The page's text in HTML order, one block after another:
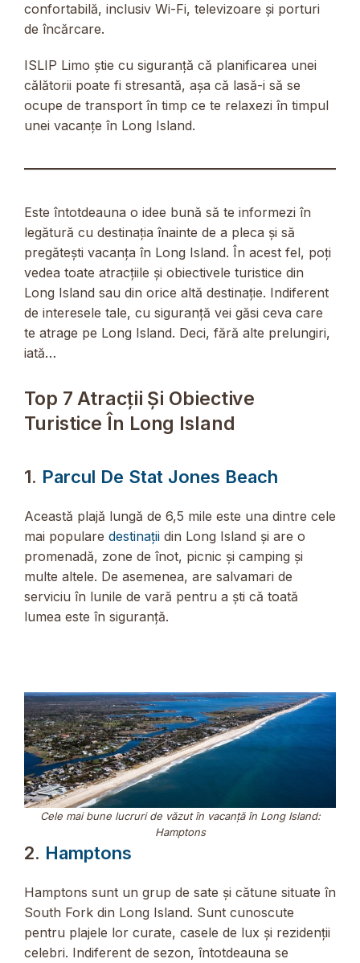
confortabilă, inclusiv Wi-Fi, televizoare și porturi
de încărcare.
ISLIP Limo știe cu siguranță că planificarea unei
călătorii poate fi stresantă, așa că lasă-i să se
ocupe de transport în timp ce te relaxezi în timpul
unei vacanțe în Long Island.
Este întotdeauna o idee bună să te informezi în
legătură cu destinația înainte de a pleca și să
pregătești vacanța în Long Island. În acest fel, poți
vedea toate atracțiile și obiectivele turistice din
Long Island sau din orice altă destinație. Indiferent
de interesele tale, cu siguranță vei găsi ceva care
te atrage pe Long Island. Deci, fără alte prelungiri,
iată…
Top 7 Atracții Și Obiective
Turistice În Long Island
1. Parcul De Stat Jones Beach
Această plajă lungă de 6,5 mile este una dintre cele
mai populare destinații din Long Island și are o
promenadă, zone de înot, picnic și camping și
multe altele. De asemenea, are salvamari de
serviciu în lunile de vară pentru a ști că toată
lumea este în siguranță.
Cele mai bune lucruri de văzut în vacanță în Long Island:
Hamptons
2. Hamptons
Hamptons sunt un grup de sate și cătune situate în
South Fork din Long Island. Sunt cunoscute
pentru plajele lor curate, casele de lux și rezidenții
celebri. Indiferent de sezon, întotdeauna se